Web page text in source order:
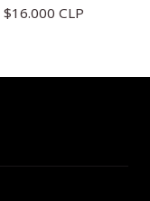
$16.000 CLP